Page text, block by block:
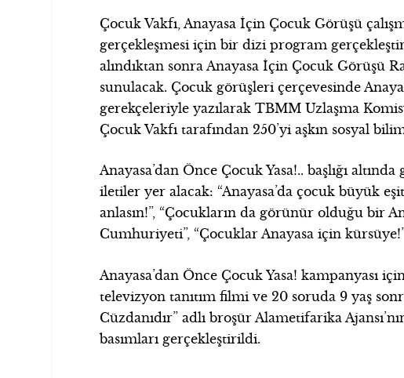
Çocuk Vakfı, Anayasa İçin Çocuk Görüşü
gerçekleşmesi için bir dizi program
alındıktan sonra Anayasa İçin Çocuk Görüşü
sunulacak. Çocuk görüşleri çerçevesinde
gerekçeleriyle yazılarak TBMM Uzlaşma
Çocuk Vakfı tarafından 250’yi aşkın sosyal
Anayasa’dan Önce Çocuk Yasa!.. başlığı
iletiler yer alacak: “Anayasa’da çocuk büyük
anlasın!”, “Çocukların da görünür olduğu bir
Cumhuriyeti”, “Çocuklar Anayasa için
Anayasa’dan Önce Çocuk Yasa! kampanyası
televizyon tanıtım filmi ve 20 soruda 9 yaş
Cüzdanıdır” adlı broşür Alametifarika
basımları gerçekleştirildi.